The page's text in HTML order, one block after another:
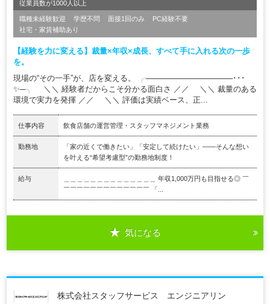
従業員数が1000人以上
職種未経験歓迎 学歴不問 面接1回のみ
PC経験不要
社宅・家賃補助あり
【経験を力に変える】裁量×年収×成長、すべて手に入れる次の一歩
を。
現場の“その一手”が、店を変える。 ╭────────────────･･･
✨─╮ ＼＼ 経験者だからこそ分かる面白さ ／／ ＼＼ 裁量のある
環境で実力を発揮 ／／ ＼＼ 評価は実績ベース、正...
仕事内容 飲食店舗の運営管理・スタッフマネジメント業務
勤務地
「家の近くで働きたい」「安定して続けたい」――そんな想い
を叶える“希望考慮型”の勤務地制度！
給与
＿＿＿＿＿＿＿＿＿＿＿＿＿＿ 年収1,000万円も目指せる◎ ￣
￣￣￣￣￣￣￣￣￣￣￣￣￣ 「...
気になる
株式会社スタッフサービス エンジニアリン